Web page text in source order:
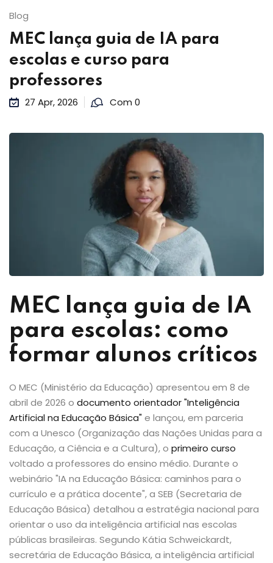
Blog
MEC lança guia de IA para
escolas e curso para
professores
27 Apr, 2026 Com 0
MEC lança guia de IA
para escolas: como
formar alunos críticos
O MEC (Ministério da Educação) apresentou em 8 de
abril de 2026 o documento orientador "Inteligência
Artificial na Educação Básica" e lançou, em parceria
com a Unesco (Organização das Nações Unidas para a
Educação, a Ciência e a Cultura), o primeiro curso
voltado a professores do ensino médio. Durante o
webinário "IA na Educação Básica: caminhos para o
currículo e a prática docente", a SEB (Secretaria de
Educação Básica) detalhou a estratégia nacional para
orientar o uso da inteligência artificial nas escolas
públicas brasileiras. Segundo Kátia Schweickardt,
secretária de Educação Básica, a inteligência artificial